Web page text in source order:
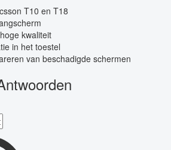
T10 en T18
kwaliteit
in het toestel
van beschadigde schermen